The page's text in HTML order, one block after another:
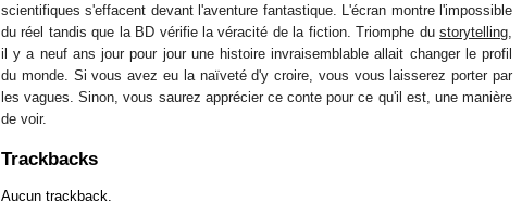
scientifiques s'effacent devant l'aventure fantastique. L'écran montre l'impossible
du réel tandis que la BD vérifie la véracité de la fiction. Triomphe du storytelling
il y a neuf ans jour pour jour une histoire invraisemblable allait changer le profil
du monde. Si vous avez eu la naïveté d'y croire, vous vous laisserez porter par
les vagues. Sinon, vous saurez apprécier ce conte pour ce qu'il est, une manière
de voir.
Trackbacks
Aucun trackback.